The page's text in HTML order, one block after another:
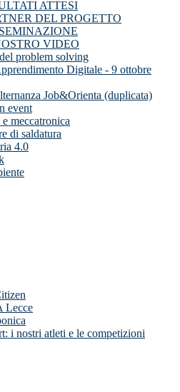
ATTESI
DEL PROGETTO
VIDEO
problem solving
Digitale - 9 ottobre
Job&Orienta (duplicata)
event
meccatronica
di saldatura
4.0
Lecce
i nostri atleti e le competizioni